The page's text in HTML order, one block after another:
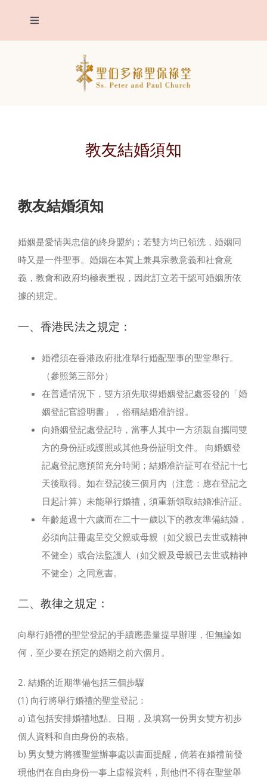
content
Toggle
Navigation
明供聖體
靈修
聯絡我們
ENGLISH
教友結婚須知
教友結婚須知
婚姻是愛情與忠信的終身盟約；若雙方均已領洗，婚姻同
時又是一件聖事。婚姻在本質上兼具宗教意義和社會意
義，教會和政府均極表重視，因此訂立若干認可婚姻所依
據的規定。
一、香港民法之規定：
婚禮須在香港政府批准舉行婚配聖事的聖堂舉行。
（參照第三部分）
在普通情況下，雙方須先取得婚姻登記處簽發的「婚
姻登記官證明書」，俗稱結婚准許證。
向婚姻登記處登記時，當事人其中一方須親自攜同雙
方的身份証或護照或其他身份証明文件。 向婚姻登
記處登記應預留充分時間；結婚准許証可在登記十七
天後取得。如在登記後三個月內（注意：應在登記之
日起計算）未能舉行婚禮，須重新領取結婚准許証。
年齡超過十六歲而在二十一歲以下的教友準備結婚，
必須向註冊處呈交父親或母親（如父親已去世或精神
不健全）或合法監護人（如父親及母親已去世或精神
不健全）之同意書。
二、教律之規定：
向舉行婚禮的聖堂登記的手續應盡量提早辦理，但無論如
何，至少要在預定的婚期之前六個月。
2. 結婚的近期準備包括三個步驟
(1) 向行將舉行婚禮的聖堂登記：
a) 這包括安排婚禮地點、日期，及填寫一份男女雙方初步
個人資料和自由身份的表格。
b) 男女雙方將獲聖堂辦事處以書面提醒，倘若在婚禮前發
現他們在自由身份一事上虛報資料，則他們不得在聖堂舉